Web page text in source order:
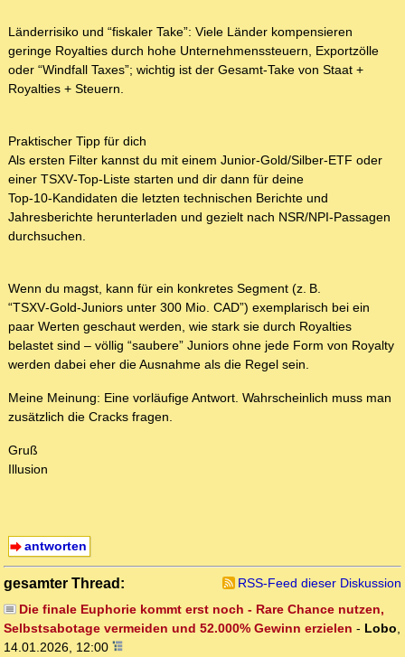
Länderrisiko und “fiskaler Take”: Viele Länder kompensieren
geringe Royalties durch hohe Unternehmenssteuern, Exportzölle
oder “Windfall Taxes”; wichtig ist der Gesamt‑Take von Staat +
Royalties + Steuern.
Praktischer Tipp für dich
Als ersten Filter kannst du mit einem Junior‑Gold/Silber‑ETF oder
einer TSXV‑Top‑Liste starten und dir dann für deine
Top‑10‑Kandidaten die letzten technischen Berichte und
Jahresberichte herunterladen und gezielt nach NSR/NPI‑Passagen
durchsuchen.
Wenn du magst, kann für ein konkretes Segment (z. B.
“TSXV‑Gold‑Juniors unter 300 Mio. CAD”) exemplarisch bei ein
paar Werten geschaut werden, wie stark sie durch Royalties
belastet sind – völlig “saubere” Juniors ohne jede Form von Royalty
werden dabei eher die Ausnahme als die Regel sein.
Meine Meinung: Eine vorläufige Antwort. Wahrscheinlich muss man
zusätzlich die Cracks fragen.
Gruß
Illusion
antworten
gesamter Thread:
RSS-Feed dieser Diskussion
Die finale Euphorie kommt erst noch - Rare Chance nutzen,
Selbstsabotage vermeiden und 52.000% Gewinn erzielen - Lobo,
14.01.2026, 12:00